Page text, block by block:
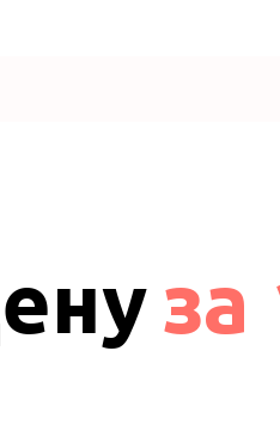
за